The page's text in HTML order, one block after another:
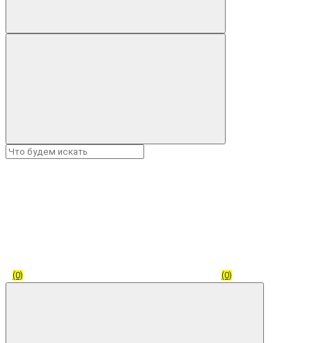
(0) (0)